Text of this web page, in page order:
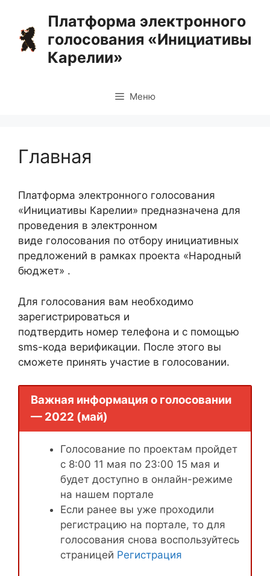
содержимому
Платформа электронного
голосования «Инициативы
Карелии»
Меню
Главная
Платформа электронного голосования
«Инициативы Карелии» предназначена для
проведения в электронном
виде голосования по отбору инициативных
предложений в рамках проекта «Народный
бюджет» .
Для голосования вам необходимо
зарегистрироваться и
подтвердить номер телефона и с помощью
sms-кода верификации. После этого вы
сможете принять участие в голосовании.
Важная информация о голосовании
— 2022 (май)
Голосование по проектам пройдет
с 8:00 11 мая по 23:00 15 мая и
будет доступно в онлайн-режиме
на нашем портале
Если ранее вы уже проходили
регистрацию на портале, то для
голосования снова воспользуйтесь
страницей Регистрация